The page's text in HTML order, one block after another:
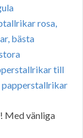
Med vänliga